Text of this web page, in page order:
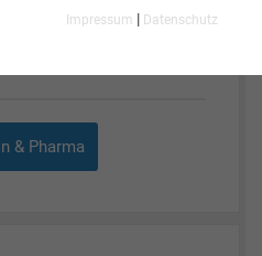
& Pharma
Impressum | Datenschutz